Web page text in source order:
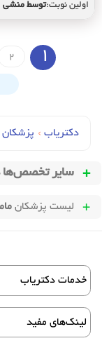
اولین نوبت:توسط منشی
1
2
دکتریاب › پزشکان
سایر تخصص‌ها
لیست پزشکان
خدمات دکتریاب
لینک‌های مفید